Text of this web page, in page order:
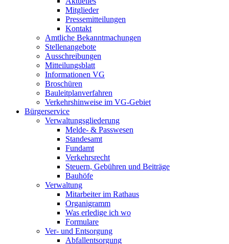
Mitglieder
Pressemitteilungen
Kontakt
Amtliche Bekanntmachungen
Stellenangebote
Ausschreibungen
Mitteilungsblatt
Informationen VG
Broschüren
Bauleitplanverfahren
Verkehrshinweise im VG-Gebiet
Bürgerservice
Verwaltungsgliederung
Melde- & Passwesen
Standesamt
Fundamt
Verkehrsrecht
Steuern, Gebühren und Beiträge
Bauhöfe
Verwaltung
Mitarbeiter im Rathaus
Organigramm
Was erledige ich wo
Formulare
Ver- und Entsorgung
Abfallentsorgung